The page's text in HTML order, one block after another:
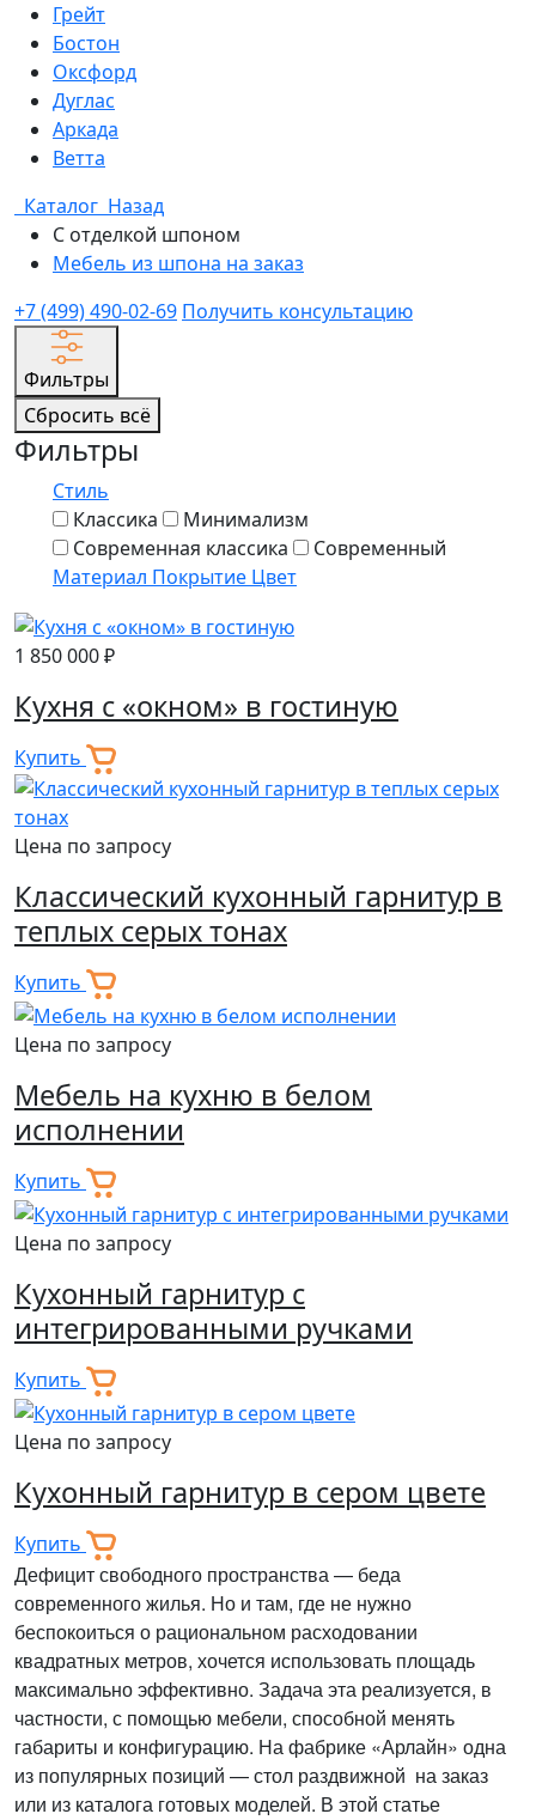
Грейт
Бостон
Оксфорд
Дуглас
Аркада
Ветта
Каталог Назад
С отделкой шпоном
Мебель из шпона на заказ
+7 (499) 490-02-69 Получить консультацию
Фильтры
Сбросить всё
Фильтры
Стиль
Классика
Минимализм
Современная классика
Современный
Материал Покрытие Цвет
1 850 000 ₽
Кухня с «окном» в гостиную
Купить
Цена по запросу
Классический кухонный гарнитур в
теплых серых тонах
Купить
Цена по запросу
Мебель на кухню в белом
исполнении
Купить
Цена по запросу
Кухонный гарнитур с
интегрированными ручками
Купить
Цена по запросу
Кухонный гарнитур в сером цвете
Купить
Дефицит свободного пространства — беда
современного жилья. Но и там, где не нужно
беспокоиться о рациональном расходовании
квадратных метров, хочется использовать площадь
максимально эффективно. Задача эта реализуется, в
частности, с помощью мебели, способной менять
габариты и конфигурацию. На фабрике «Арлайн» одна
из популярных позиций — стол раздвижной на заказ
или из каталога готовых моделей. В этой статье